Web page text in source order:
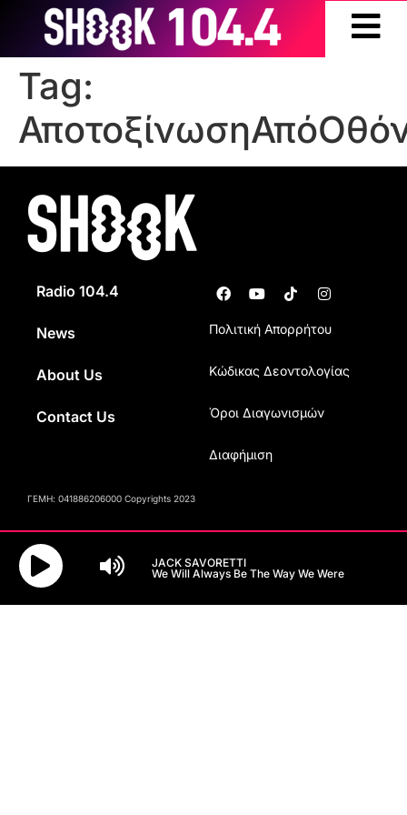
Tag:
Radio 104.4
News
About Us
Contact Us
Πολιτική Απορρήτου
Κώδικας Δεοντολογίας
Όροι Διαγωνισμών
Διαφήμιση
ΓΕΜΗ: 041886206000 Copyrights 2023
JACK SAVORETTI
We Will Always Be The Way We Were